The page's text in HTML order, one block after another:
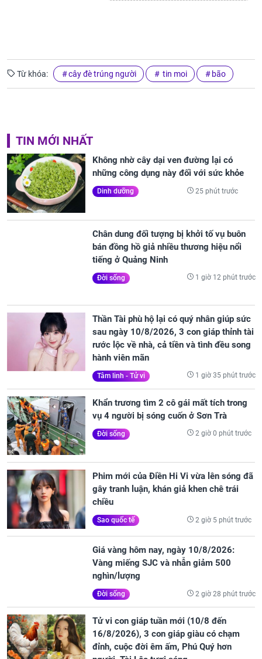
Từ khóa: cây đè trúng người tin moi bão
TIN MỚI NHẤT
Không nhờ cây dại ven đường lại có
những công dụng này đối với sức khỏe
Dinh dưỡng 25 phút trước
Chân dung đối tượng bị khởi tố vụ buôn
bán đồng hồ giả nhiều thương hiệu nổi
tiếng ở Quảng Ninh
Đời sống 1 giờ 12 phút trước
Thần Tài phù hộ lại có quý nhân giúp sức
sau ngày 10/8/2026, 3 con giáp thỉnh tài
rước lộc về nhà, cả tiền và tình đều song
hành viên mãn
Tâm linh - Tử vi 1 giờ 35 phút trước
Khẩn trương tìm 2 cô gái mất tích trong
vụ 4 người bị sóng cuốn ở Sơn Trà
Đời sống 2 giờ 0 phút trước
Phim mới của Điền Hi Vi vừa lên sóng đã
gây tranh luận, khán giả khen chê trái
chiều
Sao quốc tế 2 giờ 5 phút trước
Giá vàng hôm nay, ngày 10/8/2026:
Vàng miếng SJC và nhẫn giảm 500
nghìn/lượng
Đời sống 2 giờ 28 phút trước
Tử vi con giáp tuần mới (10/8 đến
16/8/2026), 3 con giáp giàu có chạm
đỉnh, cuộc đời êm ấm, Phú Quý hơn